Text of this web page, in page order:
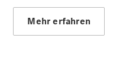
Mehr erfahren